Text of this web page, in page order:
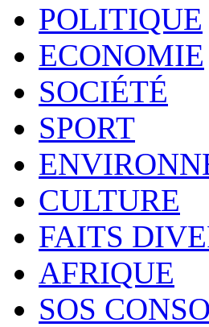
POLITIQUE
ECONOMIE
SOCIÉTÉ
SPORT
CULTURE
FAITS
AFRIQUE
SOS CONSO